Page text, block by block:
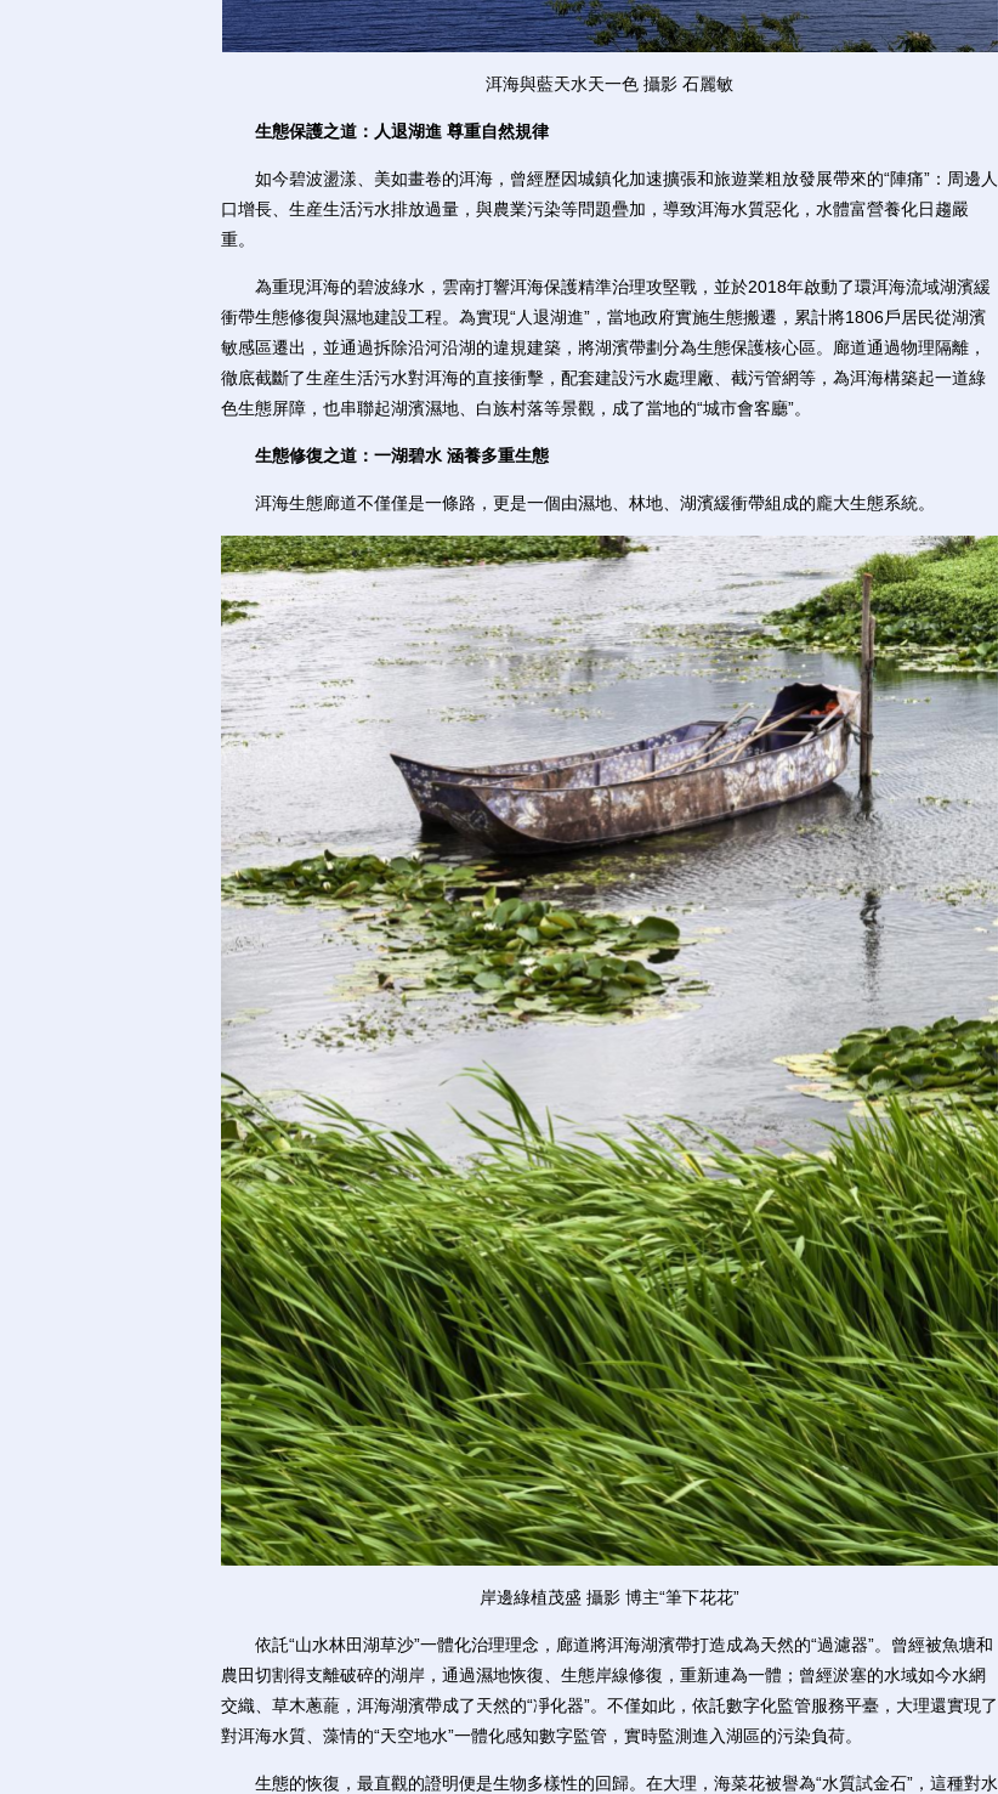
洱海與藍天水天一色 攝影 石麗敏
生態保護之道：人退湖進 尊重自然規律
如今碧波盪漾、美如畫卷的洱海，曾經歷因城鎮化加速擴張和旅遊業粗放發展帶來的“陣痛”：周邊人
口增長、生産生活污水排放過量，與農業污染等問題疊加，導致洱海水質惡化，水體富營養化日趨嚴
重。
為重現洱海的碧波綠水，雲南打響洱海保護精準治理攻堅戰，並於2018年啟動了環洱海流域湖濱緩
衝帶生態修復與濕地建設工程。為實現“人退湖進”，當地政府實施生態搬遷，累計將1806戶居民從湖濱
敏感區遷出，並通過拆除沿河沿湖的違規建築，將湖濱帶劃分為生態保護核心區。廊道通過物理隔離，
徹底截斷了生産生活污水對洱海的直接衝擊，配套建設污水處理廠、截污管網等，為洱海構築起一道綠
色生態屏障，也串聯起湖濱濕地、白族村落等景觀，成了當地的“城市會客廳”。
生態修復之道：一湖碧水 涵養多重生態
洱海生態廊道不僅僅是一條路，更是一個由濕地、林地、湖濱緩衝帶組成的龐大生態系統。
岸邊綠植茂盛 攝影 博主“筆下花花”
依託“山水林田湖草沙”一體化治理理念，廊道將洱海湖濱帶打造成為天然的“過濾器”。曾經被魚塘和
農田切割得支離破碎的湖岸，通過濕地恢復、生態岸線修復，重新連為一體；曾經淤塞的水域如今水網
交織、草木蔥蘢，洱海湖濱帶成了天然的“凈化器”。不僅如此，依託數字化監管服務平臺，大理還實現了
對洱海水質、藻情的“天空地水”一體化感知數字監管，實時監測進入湖區的污染負荷。
生態的恢復，最直觀的證明便是生物多樣性的回歸。在大理，海菜花被譽為“水質試金石”，這種對水